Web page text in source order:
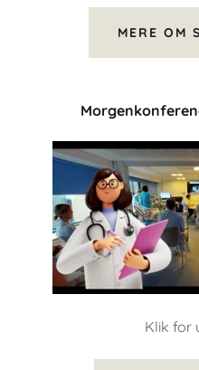
MERE OM
Klik for